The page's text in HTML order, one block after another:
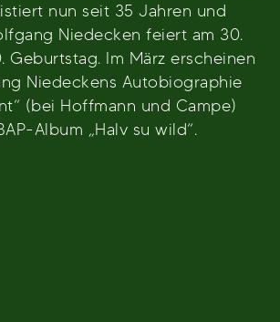
nun seit 35 Jahren und
Niedecken feiert am 30.
Geburtstag. Im März erscheinen
Niedeckens Autobiographie
(bei Hoffmann und Campe)
Album „Halv su wild“.